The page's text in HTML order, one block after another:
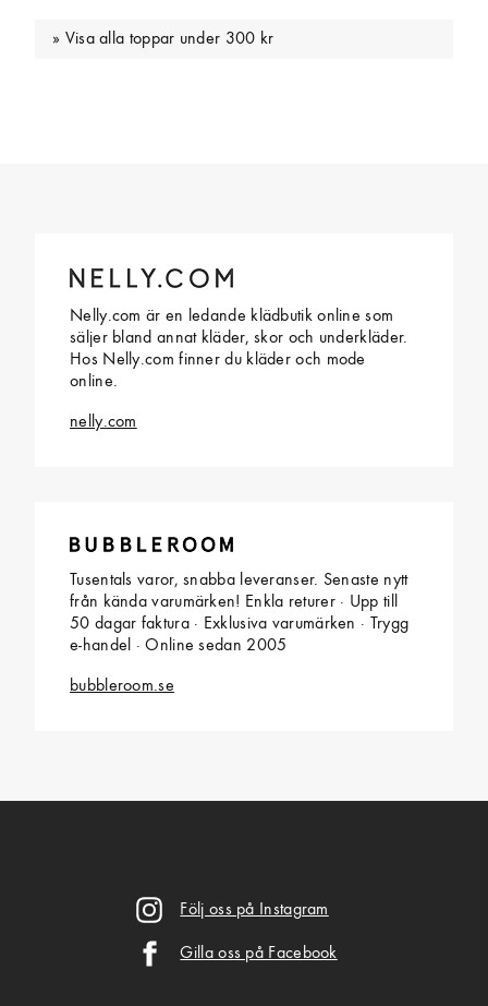
Visa alla toppar under 300 kr
Nelly.com är en ledande klädbutik online som
säljer bland annat kläder, skor och underkläder.
Hos Nelly.com finner du kläder och mode
online.
nelly.com
Tusentals varor, snabba leveranser. Senaste nytt
från kända varumärken! Enkla returer · Upp till
50 dagar faktura · Exklusiva varumärken · Trygg
e-handel · Online sedan 2005
bubbleroom.se
Följ oss på Instagram
Gilla oss på Facebook